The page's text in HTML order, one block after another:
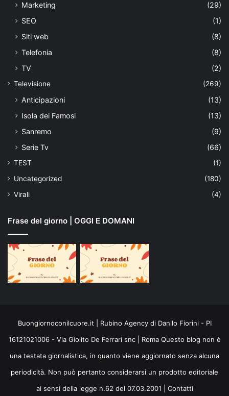
Marketing
(29)
SEO
(1)
Siti web
(8)
Telefonia
(8)
TV
(2)
Televisione (269)
Anticipazioni
(13)
Isola dei Famosi
(13)
Sanremo
(9)
Serie Tv
(66)
TEST
(1)
Uncategorized
(180)
Virali
(4)
Frase del giorno | OGGI E DOMANI
Buongiornoconilcuore.it | Rubino Agency di Danilo Fiorini - PI
16121021006 - Via Giolito De Ferrari snc | Roma Questo blog non è
una testata giornalistica, in quanto viene aggiornato senza alcuna
periodicità. Non può pertanto considerarsi un prodotto editoriale
ai sensi della legge n.62 del 07.03.2001 | Contatti